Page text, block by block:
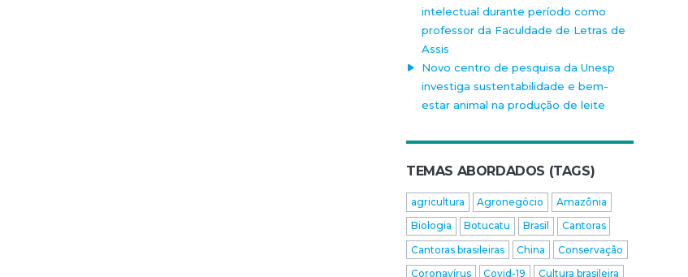
intelectual durante período como
professor da Faculdade de Letras de
Assis
Novo centro de pesquisa da Unesp
investiga sustentabilidade e bem-
estar animal na produção de leite
TEMAS ABORDADOS (TAGS)
agricultura Agronegócio
Amazônia
Biologia
Botucatu Brasil
Cantoras
Cantoras brasileiras
China
Conservação
Coronavírus
Covid-19
Cultura brasileira